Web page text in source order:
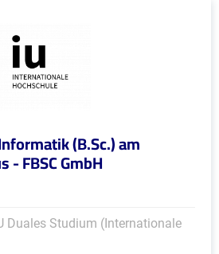
(B.Sc.) am
- FBSC GmbH
Duales Studium (Internationale